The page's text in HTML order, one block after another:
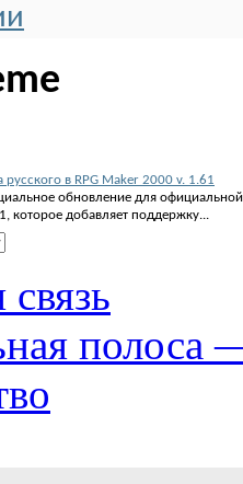
в RPG Maker 2000 v. 1.61
обновление для официальной
которое добавляет поддержку...
полоса